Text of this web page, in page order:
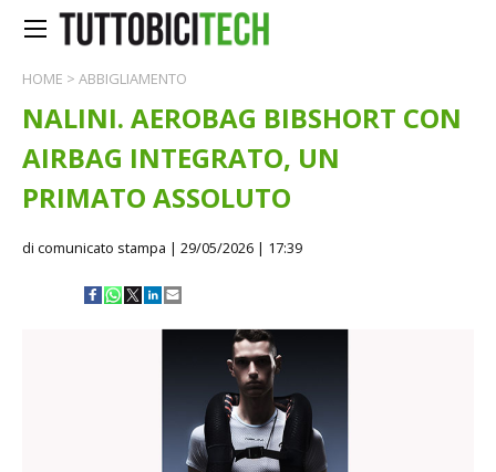
HOME > ABBIGLIAMENTO
NALINI. AEROBAG BIBSHORT CON
AIRBAG INTEGRATO, UN
PRIMATO ASSOLUTO
di comunicato stampa | 29/05/2026 | 17:39